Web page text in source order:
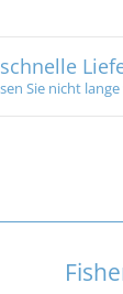
schnelle
Sie nicht